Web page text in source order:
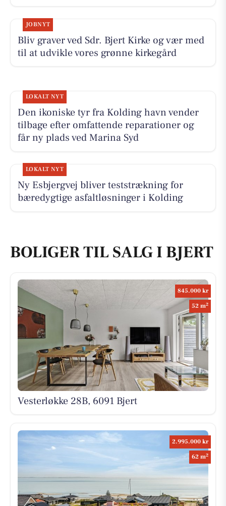
JOBNYT
Bliv graver ved Sdr. Bjert Kirke og vær med
til at udvikle vores grønne kirkegård
LOKALT NYT
Den ikoniske tyr fra Kolding havn vender
tilbage efter omfattende reparationer og
får ny plads ved Marina Syd
LOKALT NYT
Ny Esbjergvej bliver teststrækning for
bæredygtige asfaltløsninger i Kolding
BOLIGER TIL SALG I BJERT
845.000 kr
52 m2
Vesterløkke 28B, 6091 Bjert
2.995.000 kr
62 m2